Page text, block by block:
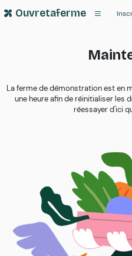
Ouvretaferme
La ferme de démonstration est en
une heure afin de réinitialiser les
réessayer d'ici